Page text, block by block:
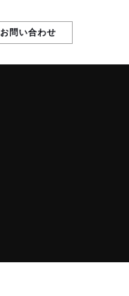
お問い合わせ